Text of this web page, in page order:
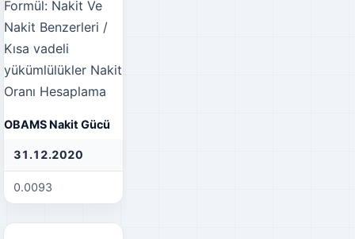
Formül: Nakit Ve
Nakit Benzerleri /
Kısa vadeli
yükümlülükler Nakit
Oranı Hesaplama
OBAMS Nakit Gücü
31.12.2020
0.0093